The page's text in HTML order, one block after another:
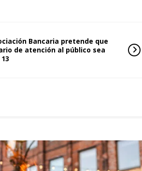
Bancaria pretende que
de atención al público sea